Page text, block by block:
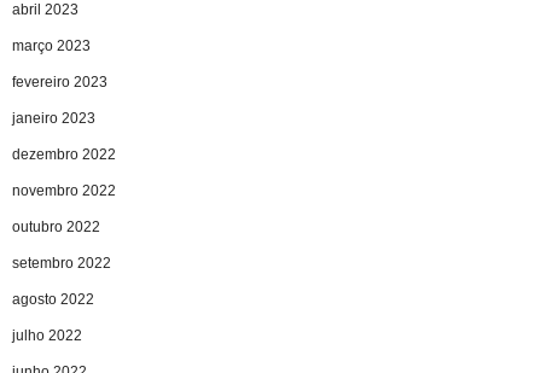
abril 2023
março 2023
fevereiro 2023
janeiro 2023
dezembro 2022
novembro 2022
outubro 2022
setembro 2022
agosto 2022
julho 2022